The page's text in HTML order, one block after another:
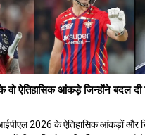
है कि RCB ने लगातार सफलता हासिल
ऐतिहासिक आंकड़े जिन्होंने बदल
2026 के ऐतिहासिक आंकड़ों और